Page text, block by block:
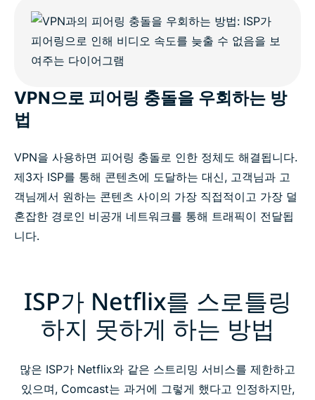
VPN으로 피어링 충돌을 우회하는 방
법
VPN을 사용하면 피어링 충돌로 인한 정체도 해결됩니다.
제3자 ISP를 통해 콘텐츠에 도달하는 대신, 고객님과 고
객님께서 원하는 콘텐츠 사이의 가장 직접적이고 가장 덜
혼잡한 경로인 비공개 네트워크를 통해 트래픽이 전달됩
니다.
ISP가 Netflix를 스로틀링
하지 못하게 하는 방법
많은 ISP가 Netflix와 같은 스트리밍 서비스를 제한하고
있으며, Comcast는 과거에 그렇게 했다고 인정하지만,